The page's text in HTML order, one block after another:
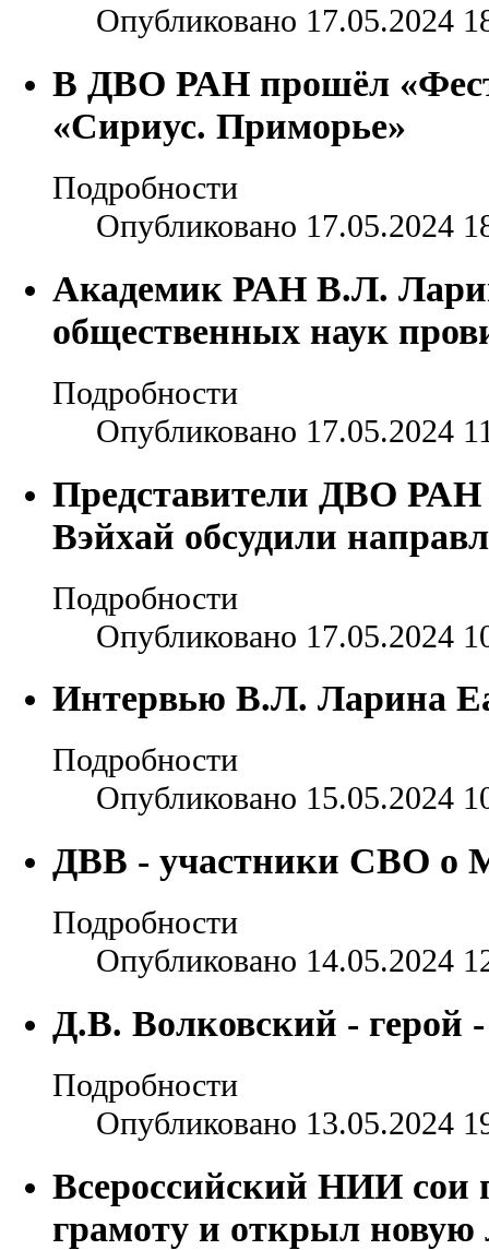
Опубликовано 17.05.2024
В ДВО РАН прошёл
«Сириус. Приморье»
Подробности
Опубликовано 17.05.2024
Академик РАН В.Л.
общественных наук
Подробности
Опубликовано 17.05.2024
Представители ДВО РАН
Вэйхай обсудили
Подробности
Опубликовано 17.05.2024
Интервью В.Л. Ларина
Подробности
Опубликовано 15.05.2024
ДВВ - участники СВО о
Подробности
Опубликовано 14.05.2024
Д.В. Волковский - герой
Подробности
Опубликовано 13.05.2024
Всероссийский НИИ сои
грамоту и открыл новую